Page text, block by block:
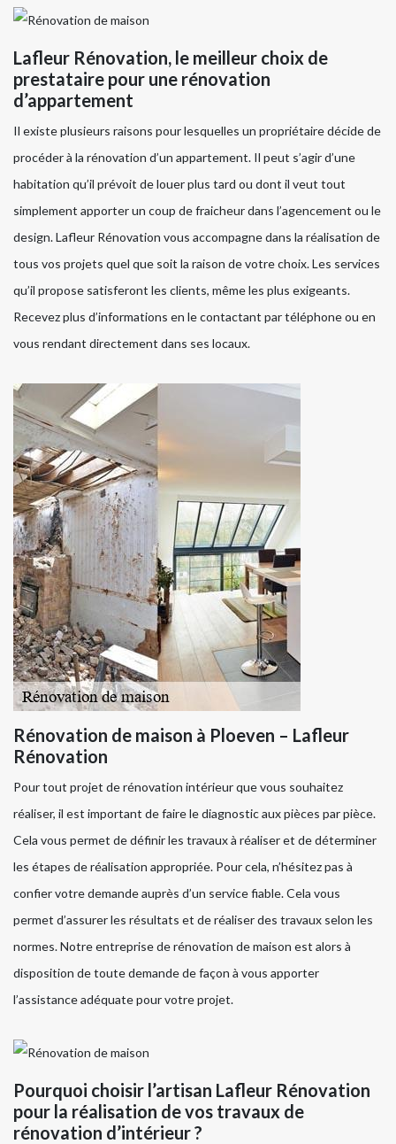
Lafleur Rénovation, le meilleur choix de
prestataire pour une rénovation
d’appartement
Il existe plusieurs raisons pour lesquelles un propriétaire décide de
procéder à la rénovation d’un appartement. Il peut s’agir d’une
habitation qu’il prévoit de louer plus tard ou dont il veut tout
simplement apporter un coup de fraicheur dans l’agencement ou le
design. Lafleur Rénovation vous accompagne dans la réalisation de
tous vos projets quel que soit la raison de votre choix. Les services
qu’il propose satisferont les clients, même les plus exigeants.
Recevez plus d’informations en le contactant par téléphone ou en
vous rendant directement dans ses locaux.
Rénovation de maison à Ploeven – Lafleur
Rénovation
Pour tout projet de rénovation intérieur que vous souhaitez
réaliser, il est important de faire le diagnostic aux pièces par pièce.
Cela vous permet de définir les travaux à réaliser et de déterminer
les étapes de réalisation appropriée. Pour cela, n’hésitez pas à
confier votre demande auprès d’un service fiable. Cela vous
permet d’assurer les résultats et de réaliser des travaux selon les
normes. Notre entreprise de rénovation de maison est alors à
disposition de toute demande de façon à vous apporter
l’assistance adéquate pour votre projet.
Pourquoi choisir l’artisan Lafleur Rénovation
pour la réalisation de vos travaux de
rénovation d’intérieur ?